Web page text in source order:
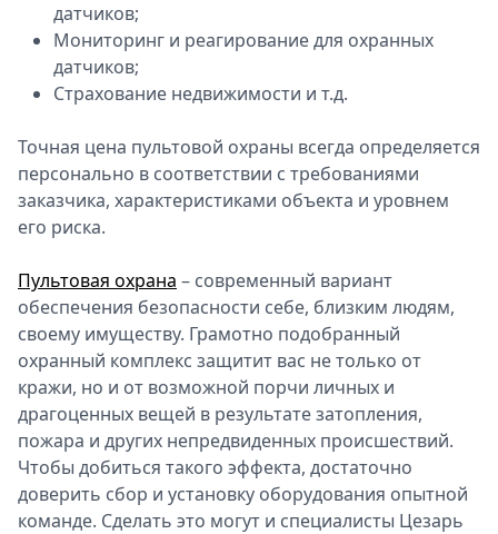
датчиков;
Мониторинг и реагирование для охранных
датчиков;
Страхование недвижимости и т.д.
Точная цена пультовой охраны всегда определяется
персонально в соответствии с требованиями
заказчика, характеристиками объекта и уровнем
его риска.
Пультовая охрана – современный вариант
обеспечения безопасности себе, близким людям,
своему имуществу. Грамотно подобранный
охранный комплекс защитит вас не только от
кражи, но и от возможной порчи личных и
драгоценных вещей в результате затопления,
пожара и других непредвиденных происшествий.
Чтобы добиться такого эффекта, достаточно
доверить сбор и установку оборудования опытной
команде. Сделать это могут и специалисты Цезарь